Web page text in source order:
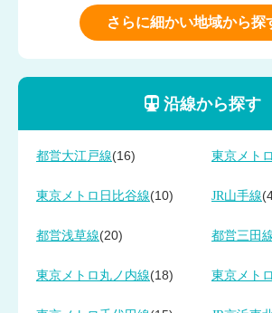
さらに細かい地域から探
沿線から探す
都営大江戸線(16) 東京メト
東京メトロ日比谷線(10) JR山手線
都営浅草線(20) 都営三田
東京メトロ丸ノ内線(18) 東京メト